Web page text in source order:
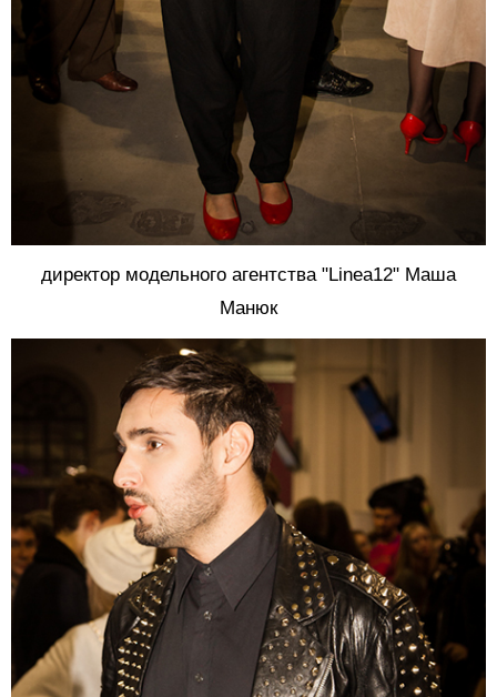
директор модельного агентства "Linea12" Маша
Манюк